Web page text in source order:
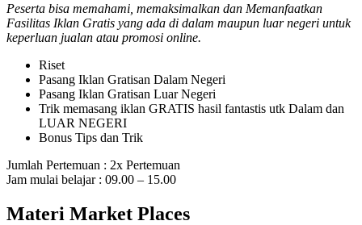
Peserta bisa memahami, memaksimalkan dan Memanfaatkan
Fasilitas Iklan Gratis yang ada di dalam maupun luar negeri untuk
keperluan jualan atau promosi online.
Riset
Pasang Iklan Gratisan Dalam Negeri
Pasang Iklan Gratisan Luar Negeri
Trik memasang iklan GRATIS hasil fantastis utk Dalam dan
LUAR NEGERI
Bonus Tips dan Trik
Jumlah Pertemuan : 2x Pertemuan
Jam mulai belajar : 09.00 – 15.00
Materi Market Places